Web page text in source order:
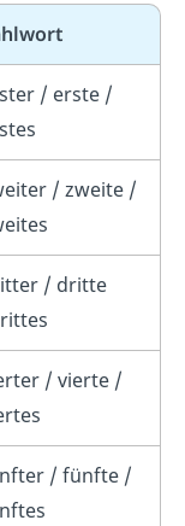
/ erste /
/ zweite /
/ dritte
/ vierte /
/ fünfte /